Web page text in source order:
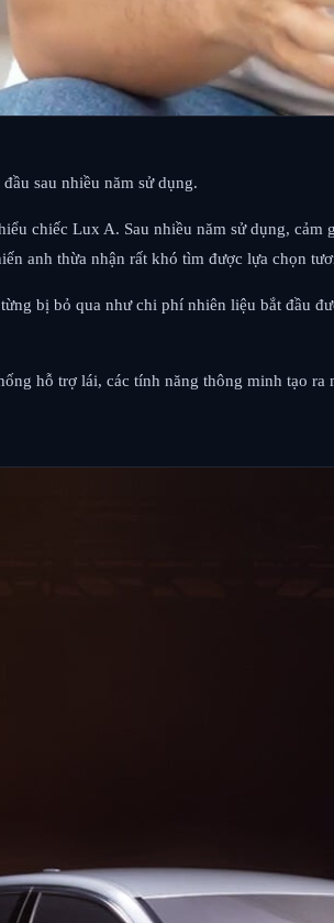
sau nhiều năm sử dụng.
chiếc Lux A. Sau nhiều năm sử dụng,
anh thừa nhận rất khó tìm được lựa chọn
bị bỏ qua như chi phí nhiên liệu bắt đầu
hỗ trợ lái, các tính năng thông minh tạo